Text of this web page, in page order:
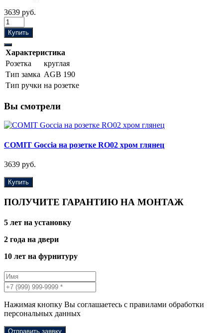
3639 руб.
Купить
Характеристика
Розетка
круглая
Тип замка AGB 190
Тип ручки на розетке
Вы смотрели
COMIT Goccia на розетке RO02 хром глянец
3639 руб.
Купить
ПОЛУЧИТЕ ГАРАНТИЮ НА МОНТАЖ
5 лет на установку
2 года на двери
10 лет на фурнитуру
Нажимая кнопку Вы соглашаетесь с правилами обработки
персональных данных
Отправить заявку